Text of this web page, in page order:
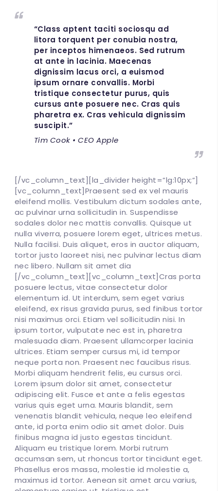
“Class aptent taciti sociosqu ad
litora torquent per conubia nostra,
per inceptos himenaeos. Sed rutrum
at ante in lacinia. Maecenas
dignissim lacus orci, a euismod
ipsum ornare convallis. Morbi
tristique consectetur purus, quis
cursus ante posuere nec. Cras quis
pharetra ex. Cras vehicula dignissim
suscipit.”
Tim Cook • CEO Apple
[/vc_column_text][la_divider height=”lg:10px;”]
[vc_column_text]Praesent sed ex vel mauris
eleifend mollis. Vestibulum dictum sodales ante,
ac pulvinar urna sollicitudin in. Suspendisse
sodales dolor nec mattis convallis. Quisque ut
nulla viverra, posuere lorem eget, ultrices metus.
Nulla facilisi. Duis aliquet, eros in auctor aliquam,
tortor justo laoreet nisi, nec pulvinar lectus diam
nec libero. Nullam sit amet dia
[/vc_column_text][vc_column_text]Cras porta
posuere lectus, vitae consectetur dolor
elementum id. Ut interdum, sem eget varius
eleifend, ex risus gravida purus, sed finibus tortor
nisi maximus orci. Etiam vel sollicitudin nisi. In
ipsum tortor, vulputate nec est in, pharetra
malesuada diam. Praesent ullamcorper lacinia
ultrices. Etiam semper cursus mi, id tempor
neque porta non. Praesent nec faucibus risus.
Morbi aliquam hendrerit felis, eu cursus orci.
Lorem ipsum dolor sit amet, consectetur
adipiscing elit. Fusce et ante a felis egestas
varius quis eget urna. Mauris blandit, sem
venenatis blandit vehicula, neque leo eleifend
ante, id porta enim odio sit amet dolor. Duis
finibus magna id justo egestas tincidunt.
Aliquam eu tristique lorem. Morbi rutrum
accumsan sem, ut rhoncus tortor tincidunt eget.
Phasellus eros massa, molestie id molestie a,
maximus id tortor. Aenean sit amet arcu varius,